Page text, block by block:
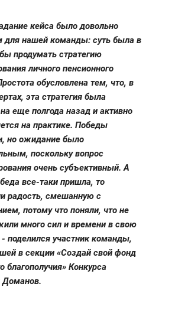
кейса было довольно
для нашей команды: суть была в
продумать стратегию
личного пенсионного
обусловлена тем, что, в
эта стратегия была
еще полгода назад и активно
на практике. Победы
но ожидание было
поскольку вопрос
очень субъективный. А
все-таки пришла, то
радость, смешанную с
потому что поняли, что не
много сил и времени в свою
- поделился участник команды,
в секции «Создай свой фонд
благополучия» Конкурса
Доманов.